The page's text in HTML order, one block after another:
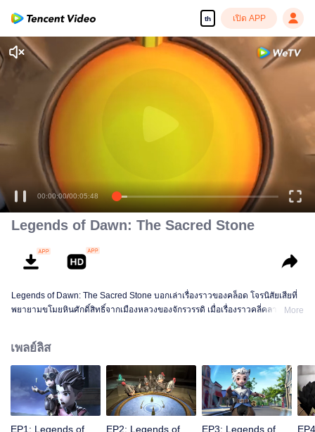
th เปิด APP
00:00:00/00:05:48
Legends of Dawn: The Sacred Stone
Legends of Dawn: The Sacred Stone บอกเล่าเรื่องราวของคล็อด โจรนิสัยเสียที่
พยายามขโมยหินศักดิ์สิทธิ์จากเมืองหลวงของจักรวรรดิ เมื่อเรื่องราวคลี่คลายลง ผู้
More
เพลย์ลิส
EP1: Legends of
EP2: Legends of
EP3: Legends of